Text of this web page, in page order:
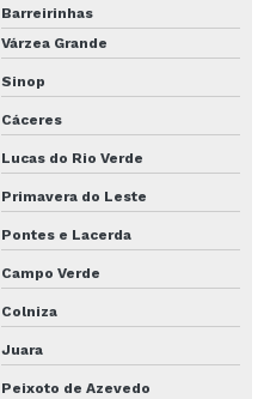
Barreirinhas
Várzea Grande
Sinop
Cáceres
Lucas do Rio Verde
Primavera do Leste
Pontes e Lacerda
Campo Verde
Colniza
Juara
Peixoto de Azevedo